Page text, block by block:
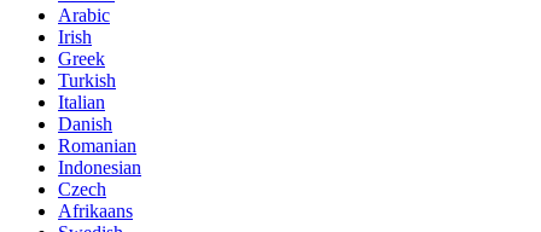
Arabic
Irish
Greek
Turkish
Italian
Danish
Romanian
Indonesian
Czech
Afrikaans